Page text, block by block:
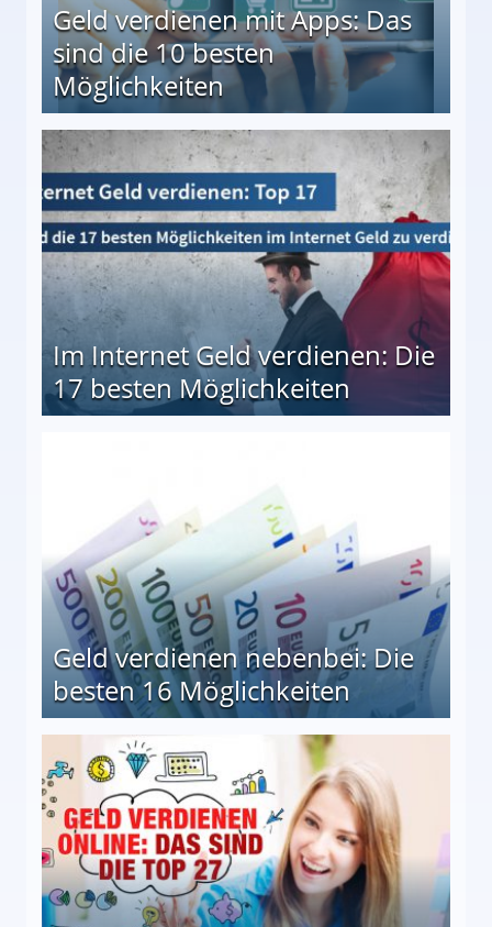
Geld verdienen mit Apps: Das
sind die 10 besten
Möglichkeiten
besten Möglichkeiten
Im Internet Geld verdienen: Die
17 besten Möglichkeiten
Geld verdienen nebenbei: Die
besten 16 Möglichkeiten